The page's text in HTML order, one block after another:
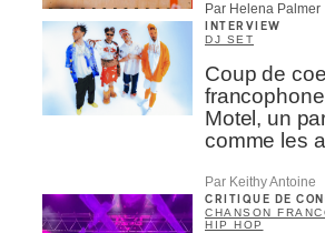
Par Helena Palmer
INTERVIEW
DJ SET
Coup de
Motel, un
comme les
Par Keithy Antoine
CRITIQUE DE
CHANSON
HIP HOP
Mélomane
Professionnel industrie musicale